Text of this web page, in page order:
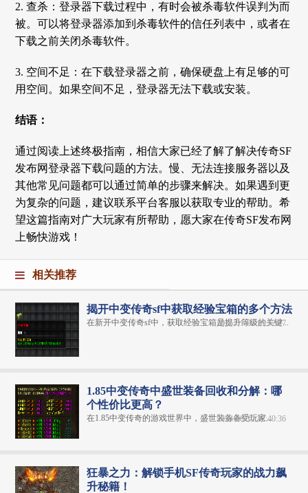
2. 查杀：登录器下载过程中，有时会被杀毒软件误判为而
被。可以将登录器添加到杀毒软件的信任列表中，或者在
下载之前关闭杀毒软件。
3. 空间不足：在下载登录器之前，确保硬盘上有足够的可
用空间。如果空间不足，登录器无法下载或安装。
结语：
通过阅读上述终极指南，相信大家已经了解了解决传奇SF
发布网登录器下载问题的方法。慢、无法连接服务器以及
其他常见问题都可以通过简单的步骤来解决。如果遇到更
为复杂的问题，建议联系平台客服以获取专业的帮助。希
望这篇指南对广大玩家有所帮助，愿大家在传奇SF发布网
上畅快游戏！
相关推荐
揭开中变传奇sf中获取经验宝箱的多个方法
在新开中变传奇sf中，获取经验宝箱是提升等级的关键...
2025-01-06 11:52:27
1.85中变传奇中盛世装备回收和分解：哪
个性价比更高？
在1.85中变传奇​的游戏世界中，盛世装备备受玩家...
2024-08-12 12:40:36
狂暴之力：解锁手机SF传奇玩家的战力飙
升秘籍！